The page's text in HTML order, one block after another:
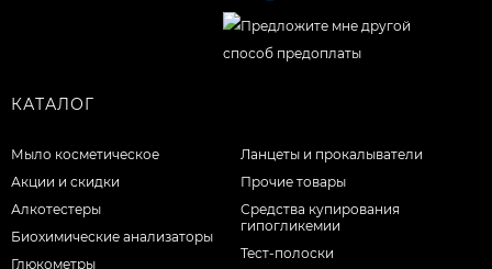
КАТАЛОГ
Мыло косметическое
Акции и скидки
Алкотестеры
Биохимические анализаторы
Глюкометры
Ланцеты и прокалыватели
Прочие товары
Средства купирования
гипогликемии
Тест-полоски